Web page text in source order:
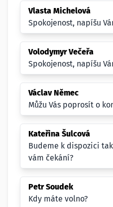
Vlasta Michelová
Spokojenost, napíšu
Volodymyr Večeřa
Spokojenost, napíšu
Václav Němec
Můžu Vás poprosít o
Kateřina Šulcová
Budeme k dispozici
vám čekání?
Petr Soudek
Kdy máte volno?